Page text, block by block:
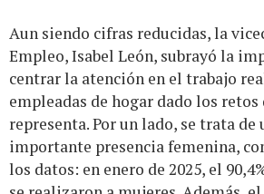
Aun siendo cifras reducidas, la
Empleo, Isabel León, subrayó la
centrar la atención en el trabajo
empleadas de hogar dado los retos
representa. Por un lado, se trata de
importante presencia femenina,
los datos: en enero de 2025, el